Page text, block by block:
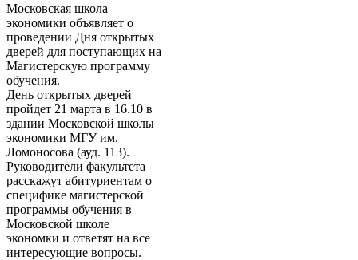
Московская школа
экономики объявляет о
проведении Дня открытых
дверей для поступающих на
Магистерскую программу
обучения.
День открытых дверей
пройдет 21 марта в 16.10 в
здании Московской школы
экономики МГУ им.
Ломоносова (ауд. 113).
Руководители факультета
расскажут абитуриентам о
специфике магистерской
программы обучения в
Московской школе
экономки и ответят на все
интересующие вопросы.